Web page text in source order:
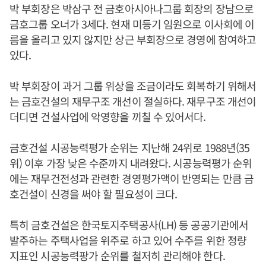
박 부회장은 박삼구 전 금호아시아나그룹 회장의 장남으로
금호그룹 오너가 3세다. 현재 미등기 임원으로 이사회에 이
름을 올리고 있지 않지만 상근 부회장으로 경영에 참여하고
있다.
박 부회장이 과거 그룹 위상을 조금이라도 회복하기 위해서
는 금호건설의 재무구조 개선이 절실하다. 재무구조 개선이
더디면 건설사업에 악영향을 끼칠 수 있어서다.
금호건설 시공능력평가 순위는 지난해 24위로 1988년(35
위) 이후 가장 낮은 수준까지 내려왔다. 시공능력평가 순위
에는 재무건전성과 관련한 경영평가액이 반영되는 만큼 금
호건설이 신경을 써야 할 필요성이 크다.
특히 금호건설은 한국토지주택공사(LH) 등 공공기관에서
발주하는 주택사업을 위주로 하고 있어 수주를 위한 정량
지표인 시공능력팡가 순위를 철저히 관리해야 한다.